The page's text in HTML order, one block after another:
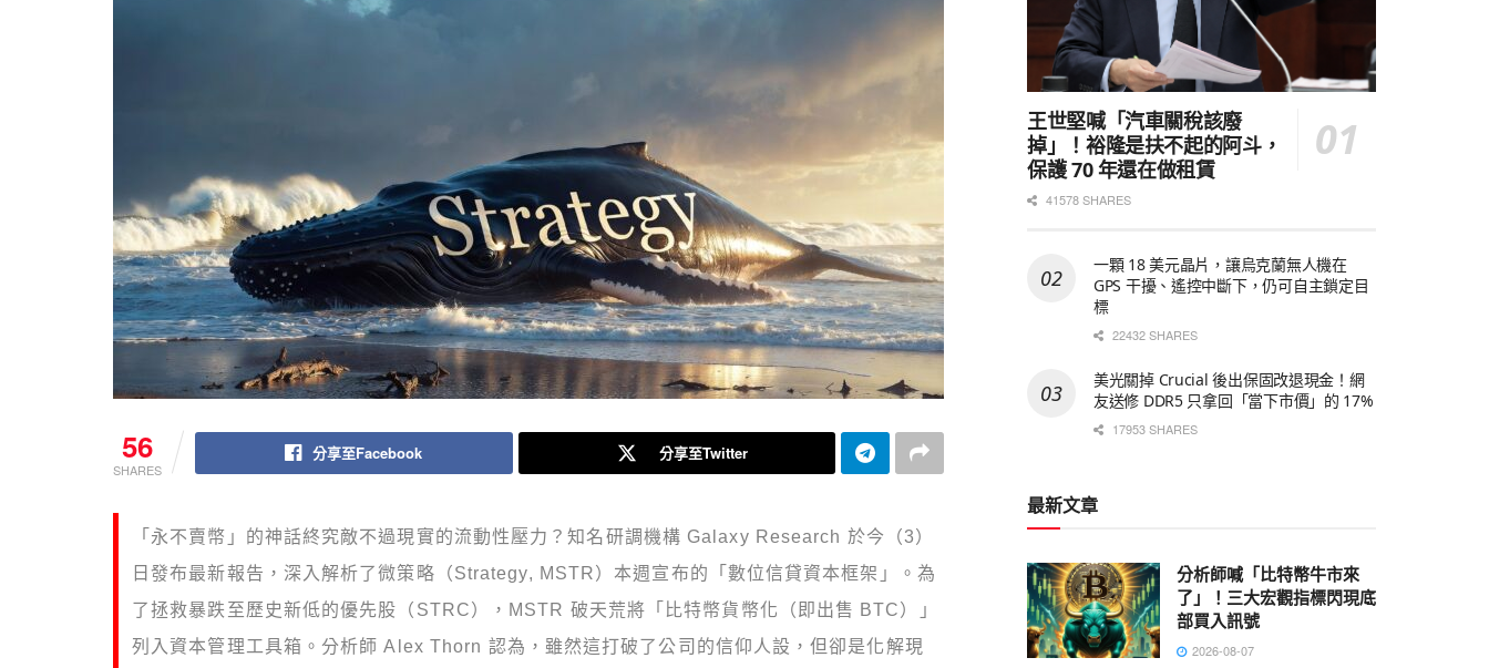
56
SHARES
分享至Facebook 分享至Twitter
「永不賣幣」的神話終究敵不過現實的流動性壓力？知名研調機構 Galaxy Research 於今（3）
日發布最新報告，深入解析了微策略（Strategy, MSTR）本週宣布的「數位信貸資本框架」。為
了拯救暴跌至歷史新低的優先股（STRC），MSTR 破天荒將「比特幣貨幣化（即出售 BTC）」
列入資本管理工具箱。分析師 Alex Thorn 認為，雖然這打破了公司的信仰人設，但卻是化解現
王世堅喊「汽車關稅該廢
掉」！裕隆是扶不起的阿斗，
保護 70 年還在做租賃
41578 SHARES
一顆 18 美元晶片，讓烏克蘭無人機在
GPS 干擾、遙控中斷下，仍可自主鎖定目
標
22432 SHARES
美光關掉 Crucial 後出保固改退現金！網
友送修 DDR5 只拿回「當下市價」的 17%
17953 SHARES
最新文章
分析師喊「比特幣牛市來
了」！三大宏觀指標閃現底
部買入訊號
2026-08-07